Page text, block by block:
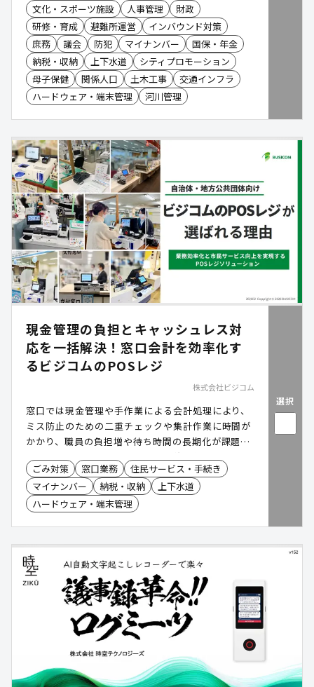
文化・スポーツ施設 人事管理
財政
研修・育成
避難所運営
インバウンド対策
庶務
議会 防犯 マイナンバー
国保・年金
納税・収納
上下水道
シティプロモーション
母子保健
関係人口 土木工事
交通インフラ
ハードウェア・端末管理
河川管理
現金管理の負担とキャッシュレス対
応を一括解決！窓口会計を効率化す
るビジコムのPOSレジ
株式会社ビジコム
窓口では現金管理や手作業による会計処理により、
ミス防止のための二重チェックや集計作業に時間が
かかり、職員の負担増や待ち時間の長期化が課題で
す。ビジコムのPOSレジは、自動釣り銭機やキャッ
シュレス決済、データ連携により、会計業務の効率
化と正確性向上を実現し、窓口業務の負担軽減と住
民サービス向上に貢献します。
ごみ対策 窓口業務
住民サービス・手続き
マイナンバー
納税・収納
上下水道
ハードウェア・端末管理
選択